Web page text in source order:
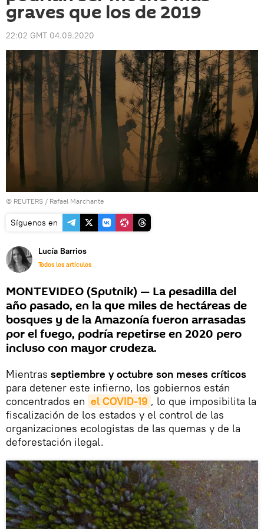
graves que los de 2019
22:02 GMT 04.09.2020
© REUTERS / Rafael Marchante
Síguenos en
Lucía Barrios
Todos los artículos
MONTEVIDEO (Sputnik) — La pesadilla del
año pasado, en la que miles de hectáreas de
bosques y de la Amazonía fueron arrasadas
por el fuego, podría repetirse en 2020 pero
incluso con mayor crudeza.
Mientras septiembre y octubre son meses críticos
para detener este infierno, los gobiernos están
concentrados en el COVID-19 , lo que imposibilita la
fiscalización de los estados y el control de las
organizaciones ecologistas de las quemas y de la
deforestación ilegal.